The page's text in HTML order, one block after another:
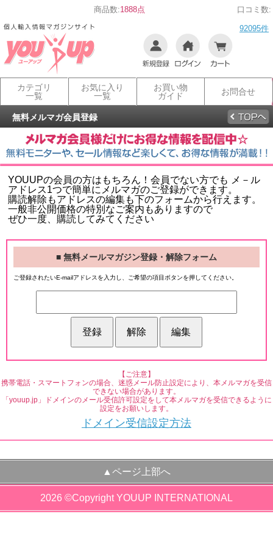
商品数:1888点 口コミ数:
92095件
カテゴリ
一覧
お気に入り
一覧
お買い物
ガイド
お問合せ
無料メルマガ会員登録
YOUUPの会員の方はもちろん！会員でない方でも メ－ル
アドレス1つで簡単にメルマガのご登録ができます。
購読解除もアドレスの編集も下のフォームから行えます。
一般非公開価格の特別なご案内もありますので
ぜひ一度、購読してみてください
■ 無料メールマガジン登録・解除フォーム
ご登録されたいE-mailアドレスを入力し、ご希望の項目ボタンを押してください。
【ご注意】
携帯電話・スマートフォンの場合、迷惑メール防止設定により、本メルマガを受信
できない場合があります。
「youup.jp」ドメインのメール受信許可設定をして本メルマガを受信できるように
設定をお願いします。
ドメイン受信設定方法
▲ページ上部へ
2026 ©Copyright YOUUP INTERNATIONAL